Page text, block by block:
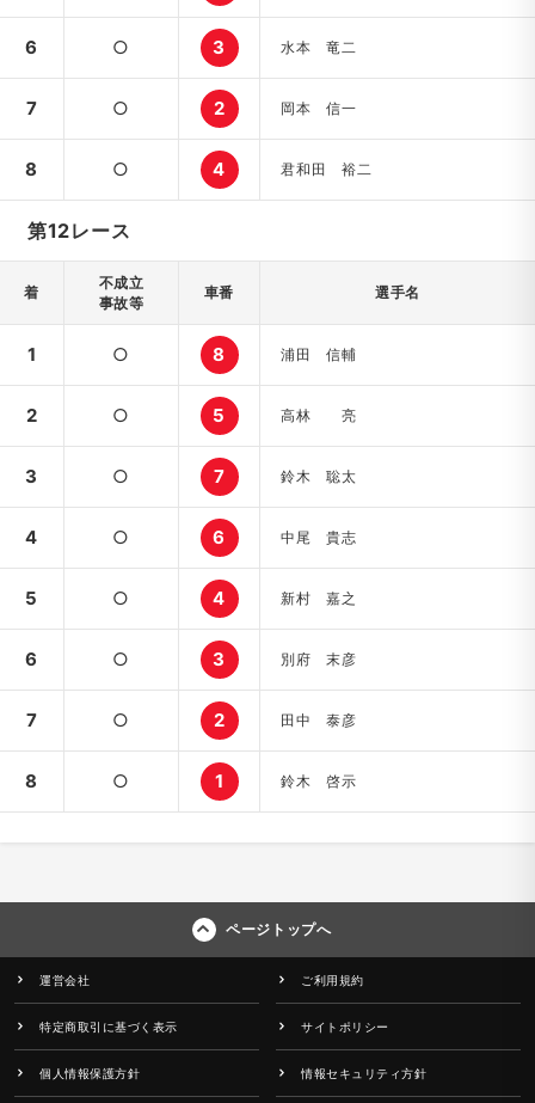
6 ○ 3 水本 竜二
7 ○ 2 岡本 信一
8 ○ 4 君和田 裕二
第12レース
着
不成立
事故等
車番 選手名
1 ○ 8 浦田 信輔
2 ○ 5 高林 亮
3 ○ 7 鈴木 聡太
4 ○ 6 中尾 貴志
5 ○ 4 新村 嘉之
6 ○ 3 別府 末彦
7 ○ 2 田中 泰彦
8 ○ 1 鈴木 啓示
ページトップへ
運営会社 ご利用規約
特定商取引に基づく表示 サイトポリシー
個人情報保護方針 情報セキュリティ方針